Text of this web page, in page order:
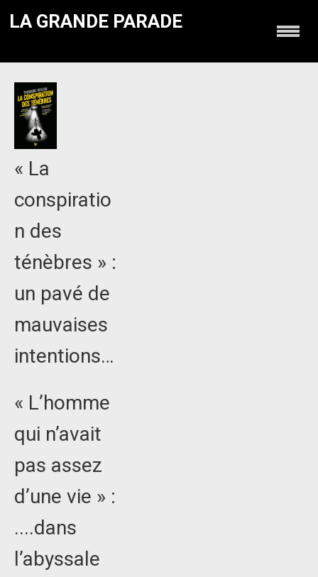
LA GRANDE PARADE
« La
conspiratio
n des
ténèbres » :
un pavé de
mauvaises
intentions…
« L’homme
qui n’avait
pas assez
d’une vie » :
....dans
l’abyssale